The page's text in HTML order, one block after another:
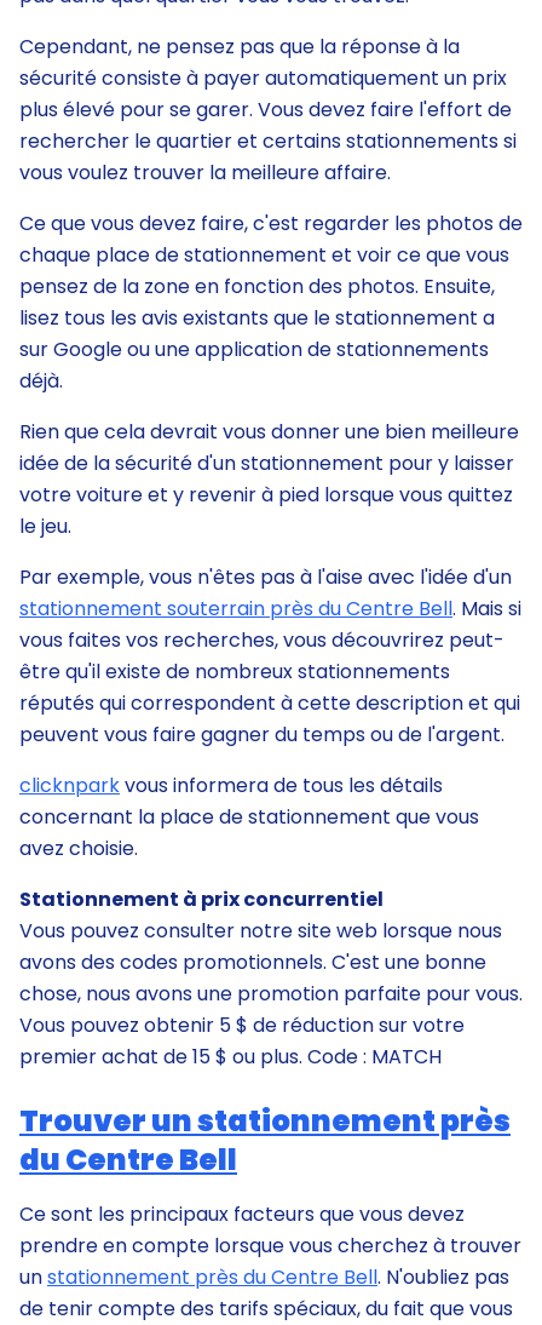
Cependant, ne pensez pas que la réponse à la
sécurité consiste à payer automatiquement un prix
plus élevé pour se garer. Vous devez faire l'effort de
rechercher le quartier et certains stationnements si
vous voulez trouver la meilleure affaire.
Ce que vous devez faire, c'est regarder les photos de
chaque place de stationnement et voir ce que vous
pensez de la zone en fonction des photos. Ensuite,
lisez tous les avis existants que le stationnement a
sur Google ou une application de stationnements
déjà.
Rien que cela devrait vous donner une bien meilleure
idée de la sécurité d'un stationnement pour y laisser
votre voiture et y revenir à pied lorsque vous quittez
le jeu.
Par exemple, vous n'êtes pas à l'aise avec l'idée d'un
stationnement souterrain près du Centre Bell. Mais si
vous faites vos recherches, vous découvrirez peut-
être qu'il existe de nombreux stationnements
réputés qui correspondent à cette description et qui
peuvent vous faire gagner du temps ou de l'argent.
clicknparkvous informera de tous les détails
concernant la place de stationnement que vous
avez choisie.
Stationnement à prix concurrentiel
Vous pouvez consulter notre site web lorsque nous
avons des codes promotionnels. C'est une bonne
chose, nous avons une promotion parfaite pour vous.
Vous pouvez obtenir 5 $ de réduction sur votre
premier achat de 15 $ ou plus. Code : MATCH
Trouver un stationnement près
du Centre Bell
Ce sont les principaux facteurs que vous devez
prendre en compte lorsque vous cherchez à trouver
unstationnement près du Centre Bell. N'oubliez pas
de tenir compte des tarifs spéciaux, du fait que vous